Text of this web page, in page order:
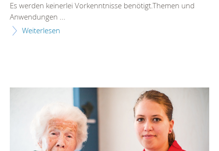
Es werden keinerlei Vorkenntnisse benötigt.Themen und
Anwendungen ...
Weiterlesen